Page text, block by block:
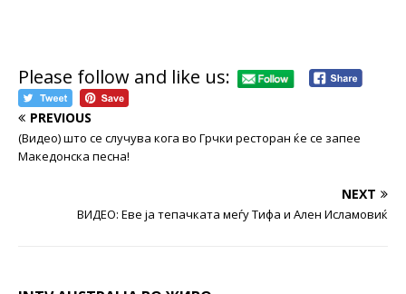
Please follow and like us:
PREVIOUS
(Видео) што се случува кога во Грчки ресторан ќе се запее
Македонска песна!
NEXT
ВИДЕО: Еве ја тепачката меѓу Тифа и Ален Исламовиќ